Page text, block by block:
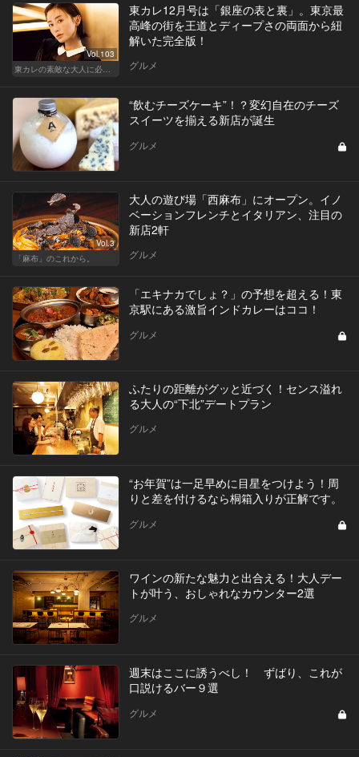
Vol.103
東カレの素敵な大人に必要なこと
東カレ12月号は「銀座の表と裏」。東京最
高峰の街を王道とディープさの両面から紐
解いた完全版！
グルメ
“飲むチーズケーキ”！？変幻自在のチーズ
スイーツを揃える新店が誕生
グルメ
Vol.3
「麻布」のこれから。
大人の遊び場「西麻布」にオープン。イノ
ベーションフレンチとイタリアン、注目の
新店2軒
グルメ
「エキナカでしょ？」の予想を超える！東
京駅にある激旨インドカレーはココ！
グルメ
ふたりの距離がグッと近づく！センス溢れ
る大人の“下北”デートプラン
グルメ
“お年賀”は一足早めに目星をつけよう！周
りと差を付けるなら桐箱入りが正解です。
グルメ
ワインの新たな魅力と出合える！大人デー
トが叶う、おしゃれなカウンター2選
グルメ
週末はここに誘うべし！ ずばり、これが
口説けるバー９選
グルメ